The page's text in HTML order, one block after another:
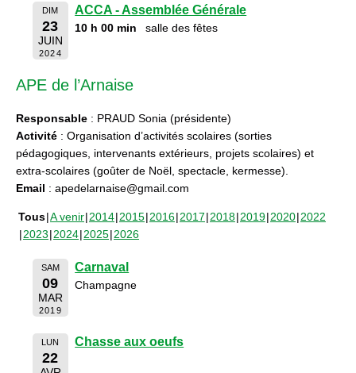
DIM
23
JUIN
2024
ACCA - Assemblée Générale
10 h 00 min salle des fêtes
APE de l’Arnaise
Responsable : PRAUD Sonia (présidente)
Activité : Organisation d’activités scolaires (sorties
pédagogiques, intervenants extérieurs, projets scolaires) et
extra-scolaires (goûter de Noël, spectacle, kermesse).
Email : apedelarnaise@gmail.com
Tous A venir 2014 2015 2016 2017 2018 2019 2020 2022
2023 2024 2025 2026
SAM
09
MAR
2019
Carnaval
Champagne
LUN
22
Chasse aux oeufs